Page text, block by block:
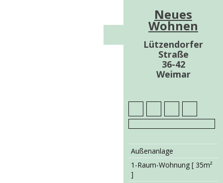
Neues
Wohnen
Lützendorfer
Straße
36-42
Weimar
Außenanlage
1-Raum-Wohnung [ 35m²
]